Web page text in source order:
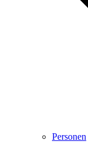
Personen